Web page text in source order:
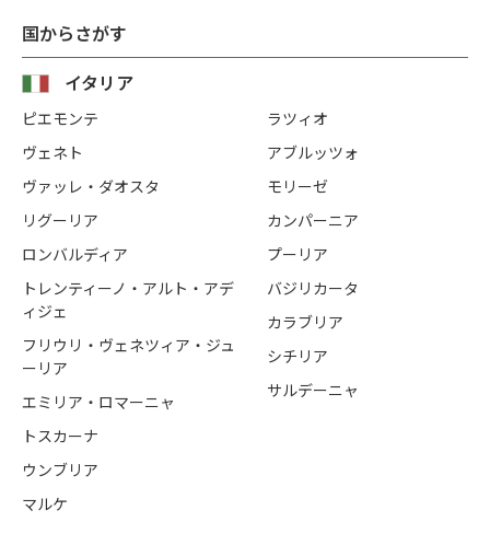
国からさがす
イタリア
ピエモンテ
ヴェネト
ヴァッレ・ダオスタ
リグーリア
ロンバルディア
トレンティーノ・アルト・アデ
ィジェ
フリウリ・ヴェネツィア・ジュ
ーリア
エミリア・ロマーニャ
トスカーナ
ウンブリア
マルケ
ラツィオ
アブルッツォ
モリーゼ
カンパーニア
プーリア
バジリカータ
カラブリア
シチリア
サルデーニャ